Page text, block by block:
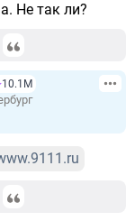
Не так ли?
10.1М